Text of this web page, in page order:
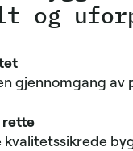
og
gjennomgang av
rette
kvalitetssikrede